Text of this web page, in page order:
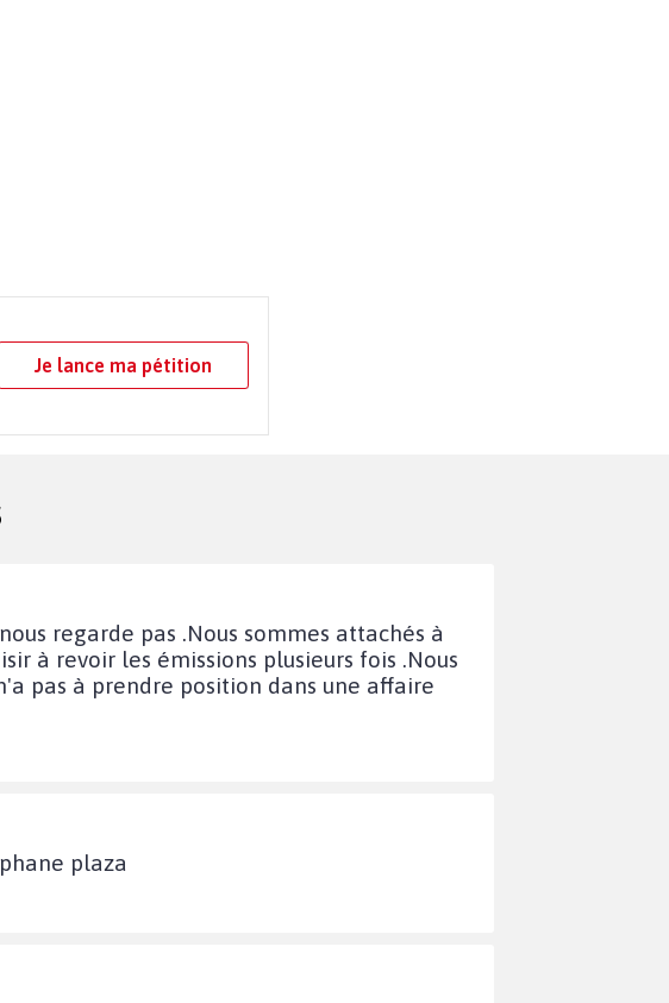
Je lance ma pétition
regarde pas .Nous sommes attachés à
à revoir les émissions plusieurs fois .Nous
pas à prendre position dans une affaire
plaza